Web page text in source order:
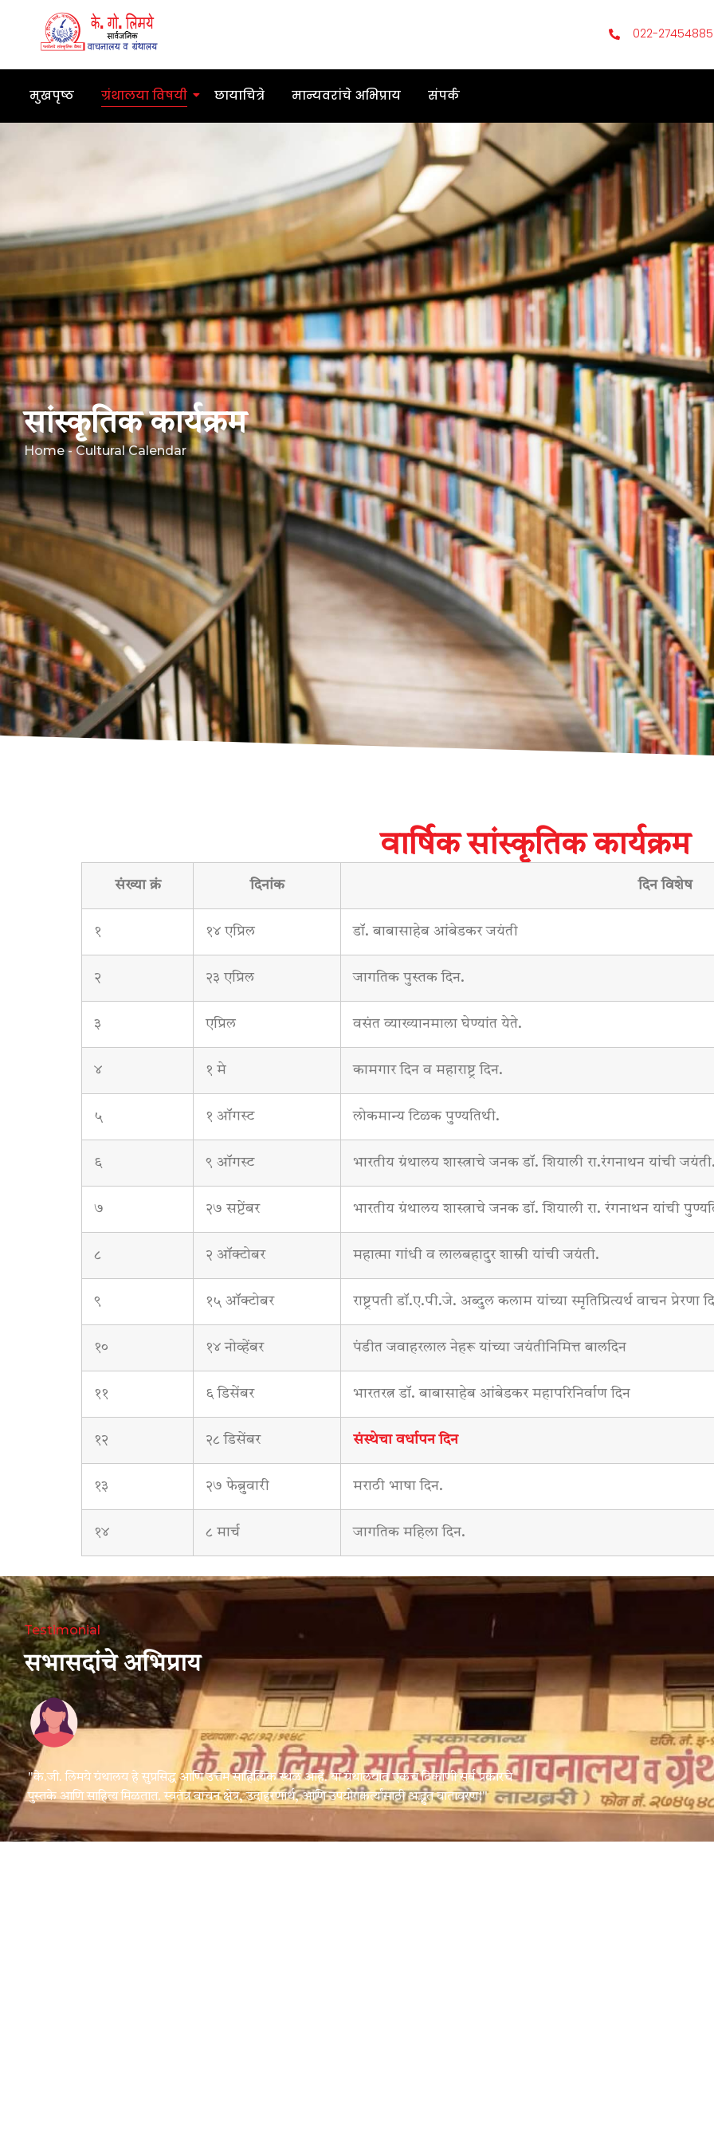
022-27454885
मुखपृष्ठ ग्रंथालया विषयी छायाचित्रे मान्यवरांचे अभिप्राय संपर्क
सांस्कृतिक कार्यक्रम
Home - Cultural Calendar
वार्षिक सांस्कृतिक कार्यक्रम
संख्या क्रं दिनांक दिन विशेष
१ १४ एप्रिल डॉ. बाबासाहेब आंबेडकर जयंती
२ २३ एप्रिल जागतिक पुस्तक दिन.
३ एप्रिल वसंत व्याख्यानमाला घेण्यांत येते.
४ १ मे कामगार दिन व महाराष्ट्र दिन.
५ १ ऑगस्ट लोकमान्य टिळक पुण्यतिथी.
६ ९ ऑगस्ट भारतीय ग्रंथालय शास्त्राचे जनक डॉ. शियाली रा.रंगनाथन यांची जयंती.
७ २७ सप्टेंबर भारतीय ग्रंथालय शास्त्राचे जनक डॉ. शियाली रा. रंगनाथन यांची
८ २ ऑक्टोबर महात्मा गांधी व लालबहादुर शास्री यांची जयंती.
९ १५ ऑक्टोबर राष्ट्रपती डॉ.ए.पी.जे. अब्दुल कलाम यांच्या स्मृतिप्रित्यर्थ वाचन प्रेरणा
१० १४ नोव्हेंबर पंडीत जवाहरलाल नेहरू यांच्या जयंतीनिमित्त बालदिन
११ ६ डिसेंबर भारतरत्न डॉ. बाबासाहेब आंबेडकर महापरिनिर्वाण दिन
१२ २८ डिसेंबर संस्थेचा वर्धापन दिन
१३ २७ फेब्रुवारी मराठी भाषा दिन.
१४ ८ मार्च जागतिक महिला दिन.
Testimonial
सभासदांचे अभिप्राय
"के.जी. लिमये ग्रंथालय हे सुप्रसिद्ध आणि उत्तम साहित्यिक स्थळ आहे. या ग्रंथालयात एकच ठिकाणी सर्व प्रकारचे
पुस्तके आणि साहित्य मिळतात. स्वतंत्र वाचन क्षेत्र, उदाहरणार्थ, आणि उपयोगकर्त्यांसाठी अद्भुत वातावरण!"
"के.जी. लिमये ग्रंथालयात लाभार्थी
साहित्याच्या भरपूरतेचं आभास देतं.
ग्रंथालयाचं स्तर अत्यंत उच्च आहे."